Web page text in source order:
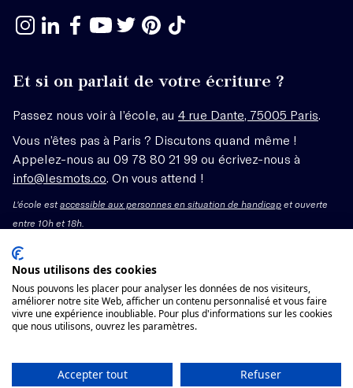
Et si on parlait de votre écriture ?
Passez nous voir à l’école, au 4 rue Dante, 75005 Paris
Vous n’êtes pas à Paris ? Discutons quand même !
Appelez-nous au 09 78 80 21 99 ou écrivez-nous à
info@lesmots.co . On vous attend !
L'école estaccessible aux personnes en situation de handicap et ouverte
entre 10h et 18h.
Mentions légales – CGV
Organisme de formation enregistré sous le numéro
11755662775 auprès du préfet de région Île-de-France.
Voir les conditions générales de vente
Nous utilisons des cookies
Nous pouvons les placer pour analyser les données de nos visiteurs,
améliorer notre site Web, afficher un contenu personnalisé et vous faire
vivre une expérience inoubliable. Pour plus d'informations sur les cookies
que nous utilisons, ouvrez les paramètres.
Accepter tout Refuser